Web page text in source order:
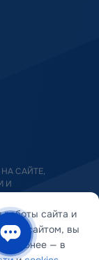
САЙТЕ,
И
работы сайта и
сайтом, вы
— в